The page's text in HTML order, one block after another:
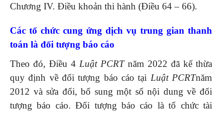
Chương IV. Điều khoản thi hành (Điều 64 – 66).
Các tổ chức cung ứng dịch vụ trung gian thanh
toán là đối tượng báo cáo
Theo đó, Điều 4 Luật PCRTnăm 2022 đã kế thừa
quy định về đối tượng báo cáo tại Luật PCRTnăm
2012 và sửa đổi, bổ sung một số nội dung về đối
tượng báo cáo. Đối tượng báo cáo là tổ chức tài